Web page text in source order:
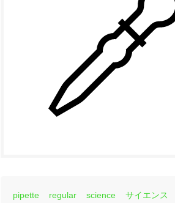
pipette regular science サイエンス